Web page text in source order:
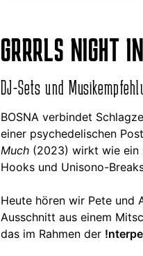
GRRRLS NIGHT
DJ-Sets und
BOSNA verbindet
einer psychedelischen
Much (2023) wirkt wie ein
Hooks und Unisono-
Heute hören wir Pete und
Ausschnitt aus einem
das im Rahmen der